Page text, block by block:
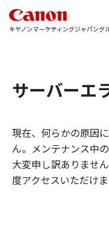
キヤノンマーケティングジャパング
サーバーエ
現在、何らかの原因
ん。メンテナンス中
大変申し訳ありませ
度アクセスいただけ